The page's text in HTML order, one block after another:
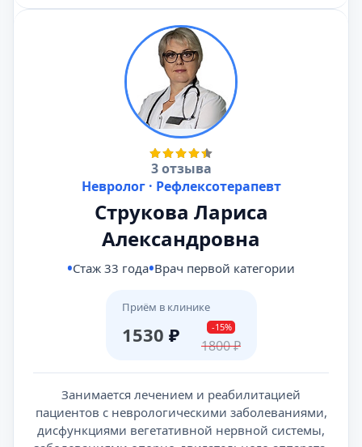
3 отзыва
Невролог · Рефлексотерапевт
Струкова Лариса
Александровна
Стаж 33 года Врач первой категории
Приём в клинике
1530 ₽ -15%
1800₽
Занимается лечением и реабилитацией
пациентов с неврологическими заболеваниями,
дисфункциями вегетативной нервной системы,